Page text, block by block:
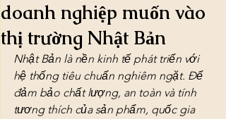
doanh nghiệp muốn vào
thị trường Nhật Bản
Nhật Bản là nền kinh tế phát triển với
hệ thống tiêu chuẩn nghiêm ngặt. Để
đảm bảo chất lượng, an toàn và tính
tương thích của sản phẩm, quốc gia